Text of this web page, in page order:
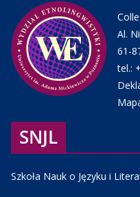
Al.
61-
tel.:
SNJL
Szkoła Nauk o Języku i